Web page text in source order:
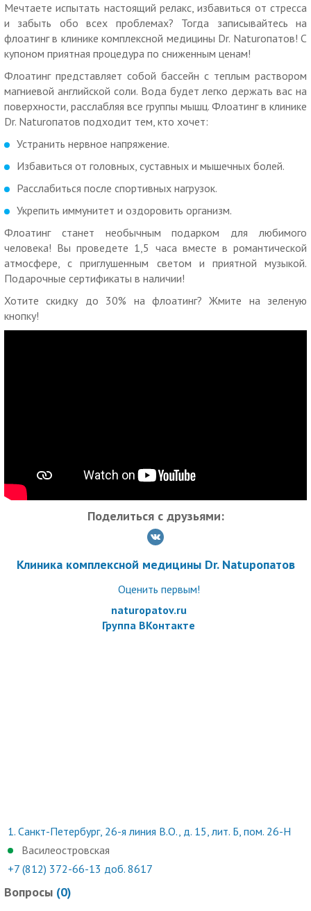
20 мин.;
— душ, 10 мин.
В наличии подарочные сертификаты.
Посмотреть показания к флоатингу .
Посмотреть информацию о процедуре.
Дополнительные условия:
Имеются противопоказания. Необходимо
проконсультироваться со специалистом.
Скидка по купону не суммируется с другими скидками и
спецпредложениями.
Для получения скидки необходимо предъявить
неиспользованный ранее купон с уникальным номером на
экране телефона или в распечатанном виде.
Обязательна предварительная запись по телефону.
Мечтаете испытать настоящий релакс, избавиться от стресса
и забыть обо всех проблемах? Тогда записывайтесь на
флоатинг в клинике комплексной медицины Dr. Naturoпатов! С
купоном приятная процедура по сниженным ценам!
Флоатинг представляет собой бассейн с теплым раствором
магниевой английской соли. Вода будет легко держать вас на
поверхности, расслабляя все группы мышц. Флоатинг в клинике
Dr. Naturoпатов подходит тем, кто хочет:
Устранить нервное напряжение.
Избавиться от головных, суставных и мышечных болей.
Расслабиться после спортивных нагрузок.
Укрепить иммунитет и оздоровить организм.
Флоатинг станет необычным подарком для любимого
человека! Вы проведете 1,5 часа вместе в романтической
атмосфере, с приглушенным светом и приятной музыкой.
Подарочные сертификаты в наличии!
Хотите скидку до 30% на флоатинг? Жмите на зеленую
кнопку!
Поделиться с друзьями:
Клиника комплексной медицины Dr. Natuропатов
Оценить первым!
naturopatov.ru
Группа ВКонтакте
1. Санкт-Петербург, 26-я линия В.О., д. 15, лит. Б, пом. 26-Н
Василеостровская
+7 (812) 372-66-13 доб. 8617
Вопросы (0)